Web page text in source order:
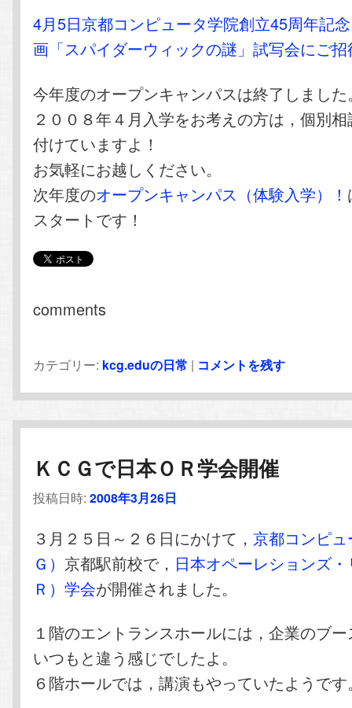
4月5日京都コンピュータ学院創立45周年記
画「スパイダーウィックの謎」試写会にご
今年度のオープンキャンパスは終了しました
２００８年４月入学をお考えの方は，個別
付けていますよ！
お気軽にお越しください。
次年度のオープンキャンパス（体験入学）！
スタートです！
comments
カテゴリー: kcg.eduの日常 | コメントを残す
ＫＣＧで日本ＯＲ学会開催
投稿日時:2008年3月26日
３月２５日～２６日にかけて， 京都コンピ
Ｇ） 京都駅前校で， 日本オペーレションズ
Ｒ）学会が開催されました。
１階のエントランスホールには，企業のブ
いつもと違う感じでしたよ。
６階ホールでは，講演もやっていたようです